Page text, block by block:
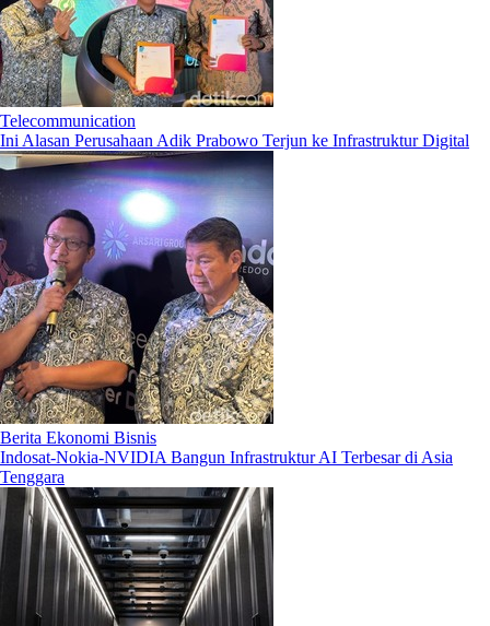
Telecommunication
Ini Alasan Perusahaan Adik Prabowo Terjun ke Infrastruktur Digital
Berita Ekonomi Bisnis
Indosat-Nokia-NVIDIA Bangun Infrastruktur AI Terbesar di Asia
Tenggara